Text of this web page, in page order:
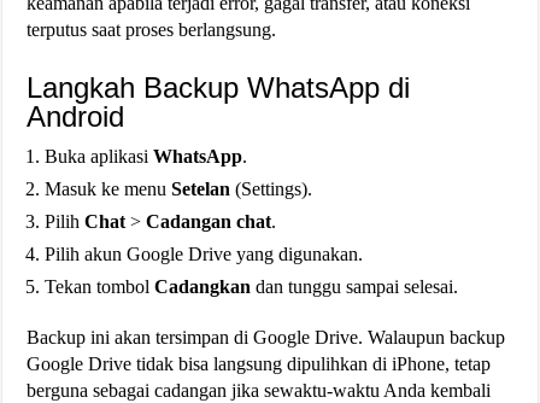
terputus saat proses berlangsung.
Langkah Backup WhatsApp di
Android
Buka aplikasiWhatsApp.
Masuk ke menuSetelan (Settings).
PilihChat >Cadangan chat.
Pilih akun Google Drive yang digunakan.
Tekan tombolCadangkan dan tunggu sampai selesai.
Backup ini akan tersimpan di Google Drive. Walaupun backup
Google Drive tidak bisa langsung dipulihkan di iPhone, tetap
berguna sebagai cadangan jika sewaktu-waktu Anda kembali